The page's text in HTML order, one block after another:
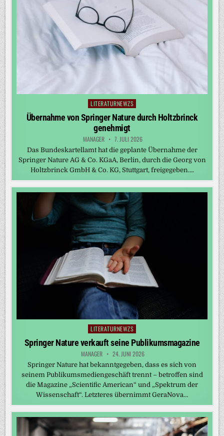
Posted
in
LITERATURNEWZS
Übernahme von Springer Nature durch Holtzbrinck
genehmigt
MANAGER 7. JULI 2026
Das Bundeskartellamt hat die geplante Übernahme der
Springer Nature AG & Co. KGaA, Berlin, durch die Georg von
Holtzbrinck GmbH & Co. KG, Stuttgart, freigegeben….
Posted
in
LITERATURNEWZS
Springer Nature verkauft seine Publikumsmagazine
MANAGER 24. JUNI 2026
Springer Nature hat bekanntgegeben, dass es sich von
seinem Publikumsmediengeschäft trennt – betroffen sind
die Magazine „Scientific American“ und „Spektrum der
Wissenschaft“. Letzteres übernimmt GeraNova…